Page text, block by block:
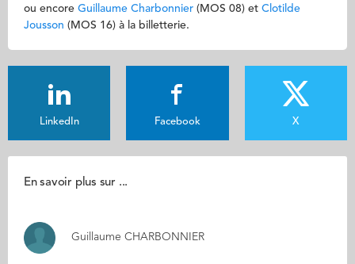
ou encore Guillaume Charbonnier (MOS 08) et Clotilde
Jousson (MOS 16) à la billetterie.
LinkedIn Facebook X
En savoir plus sur ...
Guillaume CHARBONNIER